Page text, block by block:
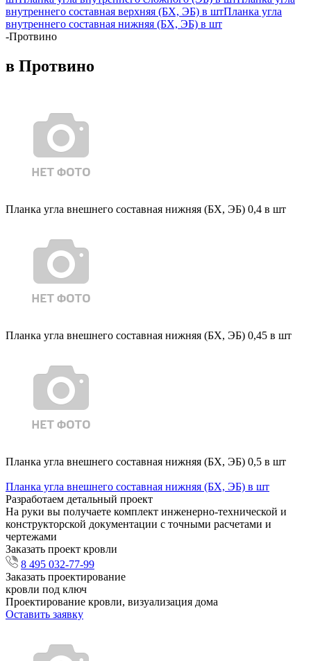
внутреннего составная верхняя (БХ, ЭБ) в штПланка угла
внутреннего составная нижняя (БХ, ЭБ) в шт
-Протвино
в Протвино
Планка угла внешнего составная нижняя (БХ, ЭБ) 0,4 в шт
Планка угла внешнего составная нижняя (БХ, ЭБ) 0,45 в шт
Планка угла внешнего составная нижняя (БХ, ЭБ) 0,5 в шт
Планка угла внешнего составная нижняя (БХ, ЭБ) в шт
Разработаем детальный проект
На руки вы получаете комплект инженерно-технической и
конструкторской документации с точными расчетами и
чертежами
Заказать проект кровли
8 495 032-77-99
Заказать проектирование
кровли под ключ
Проектирование кровли, визуализация дома
Оставить заявку